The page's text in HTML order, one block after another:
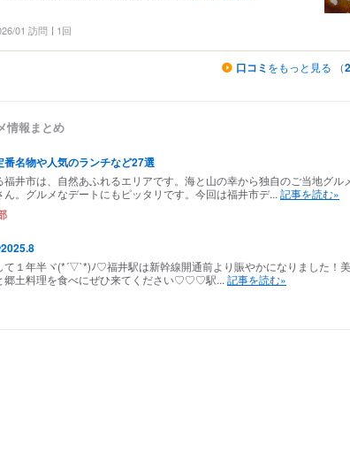
01 訪問 1回
口コミ をもっと見る （
情報まとめ
名物や人気のランチなど27選
井市は、自然あふれるエリアです。海と山の幸から独自のご当地グル
。グルメなデートにもピッタリです。今回は福井市デ... 記事を読む»
て１年半ヾ(*´▽`*)ﾉ♡福井駅は新幹線開通前より賑やかになりました！
郷土料理を食べにぜひ来てください♡♡♡駅... 記事を読む»